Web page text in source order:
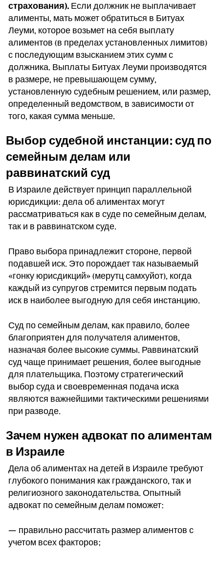
страхования). Если должник не выплачивает
алименты, мать может обратиться в Битуах
Леуми, которое возьмет на себя выплату
алиментов (в пределах установленных лимитов)
с последующим взысканием этих сумм с
должника. Выплаты Битуах Леуми производятся
в размере, не превышающем сумму,
установленную судебным решением, или размер,
определенный ведомством, в зависимости от
того, какая сумма меньше.
Выбор судебной инстанции: суд по
семейным делам или
раввинатский суд
В Израиле действует принцип параллельной
юрисдикции: дела об алиментах могут
рассматриваться как в суде по семейным делам,
так и в раввинатском суде.
Право выбора принадлежит стороне, первой
подавшей иск. Это порождает так называемый
«гонку юрисдикций» (мерутц самхуйот), когда
каждый из супругов стремится первым подать
иск в наиболее выгодную для себя инстанцию.
Суд по семейным делам, как правило, более
благоприятен для получателя алиментов,
назначая более высокие суммы. Раввинатский
суд чаще принимает решения, более выгодные
для плательщика. Поэтому стратегический
выбор суда и своевременная подача иска
являются важнейшими тактическими решениями
при разводе.
Зачем нужен адвокат по алиментам
в Израиле
Дела об алиментах на детей в Израиле требуют
глубокого понимания как гражданского, так и
религиозного законодательства. Опытный
адвокат по семейным делам поможет:
— правильно рассчитать размер алиментов с
учетом всех факторов;